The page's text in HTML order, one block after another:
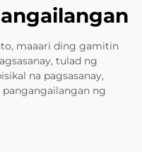
maaari ding gamitin
tulad ng
na pagsasanay,
ng